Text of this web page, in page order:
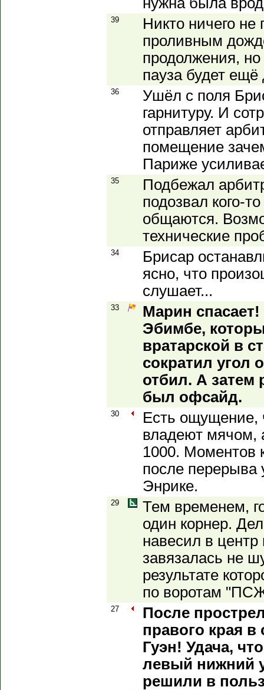
39
Никто ничего не
проливным
продолжения,
пауза будет
36
Ушёл с поля
гарнитуру. И
отправляет
помещение
Париже
35
Подбежал
подозвал кого-
общаются.
технические
34
Брисар
ясно, что
слушает...
33
Марин
Эбимбе,
вратарской в
сократил угол
отбил. А затем
был офсайд.
30
Есть ощущение,
владеют мячом,
1000. Моментов
после
Энрике.
29
Тем временем,
один корнер.
навесил в
завязалась не
результате
по воротам
27
После
правого края в
Гуэн! Удача,
левый нижний
решили в